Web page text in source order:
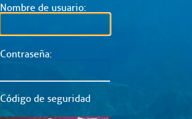
Nombre de usuario:
Contraseña:
Código de seguridad